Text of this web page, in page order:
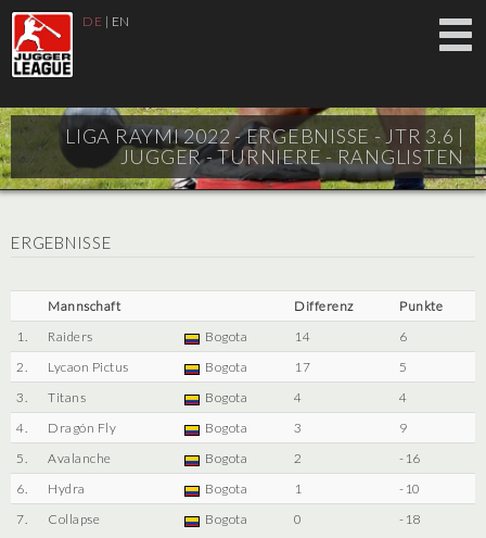
DE | EN
LIGA RAYMI 2022 - ERGEBNISSE - JTR 3.6 |
JUGGER - TURNIERE - RANGLISTEN
ERGEBNISSE
Mannschaft Differenz
Punkte
1.
Raiders Bogota 14
6
2.
Lycaon Pictus Bogota 17
5
3.
Titans Bogota 4
4
4.
Dragón Fly Bogota 3
9
5.
Avalanche Bogota 2
-16
6.
Hydra Bogota 1
-10
7.
Collapse Bogota 0 -18